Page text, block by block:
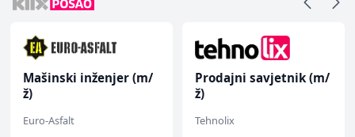
Mašinski inženjer (m/
ž)
Euro-Asfalt
Prodajni savjetnik (m/
ž)
Tehnolix